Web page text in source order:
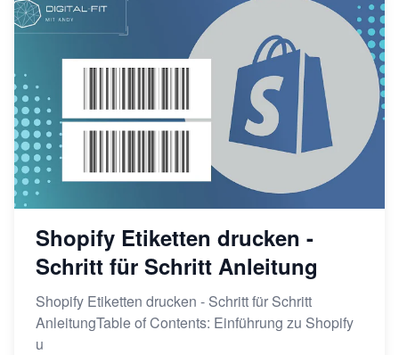
Shopify Etiketten drucken -
Schritt für Schritt Anleitung
Shopify Etiketten drucken - Schritt für Schritt
AnleitungTable of Contents: Einführung zu Shopify
u